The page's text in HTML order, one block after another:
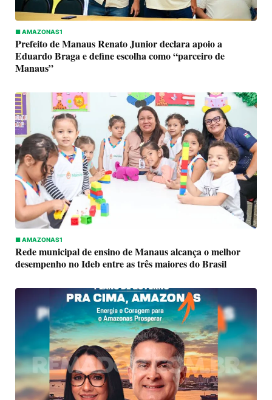
■ AMAZONAS1
Prefeito de Manaus Renato Junior declara apoio a
Eduardo Braga e define escolha como “parceiro de
Manaus”
■ AMAZONAS1
Rede municipal de ensino de Manaus alcança o melhor
desempenho no Ideb entre as três maiores do Brasil